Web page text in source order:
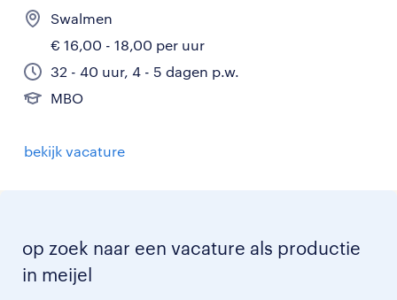
Swalmen
€ 16,00 - 18,00 per uur
32 - 40 uur, 4 - 5 dagen p.w.
MBO
bekijk vacature
op zoek naar een vacature als productie
in meijel